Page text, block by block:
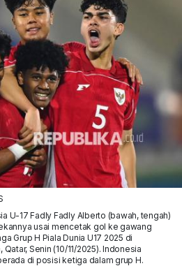
U-17 Fadly Fadly Alberto (bawah, tengah)
usai mencetak gol ke gawang
Grup H Piala Dunia U17 2025 di
Senin (10/11/2025). Indonesia
di posisi ketiga dalam grup H.